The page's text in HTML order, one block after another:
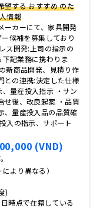
望する おすすめ のた
情報
ーカーにて、家具開発
候補を募集しており
ス開発:上司の指示の
記業務に携わりま
新商品開発、見積り作
との連携:決定した仕様
量産投入指示 ・サン
せ後、改良起案 ・品質
、量産投入品の品質確
入の指示、サポート
(VND)
より異なる）
)
時点で在籍している